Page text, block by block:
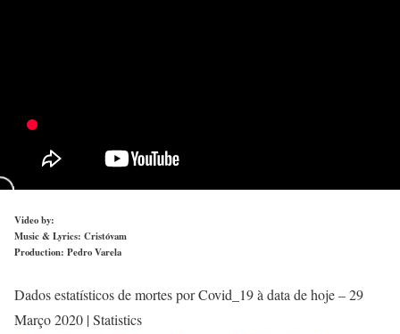
Video by:
Music & Lyrics: Cristóvam
Production: Pedro Varela
Dados estatísticos de mortes por Covid_19 à data de hoje – 29
Março 2020 | Statistics